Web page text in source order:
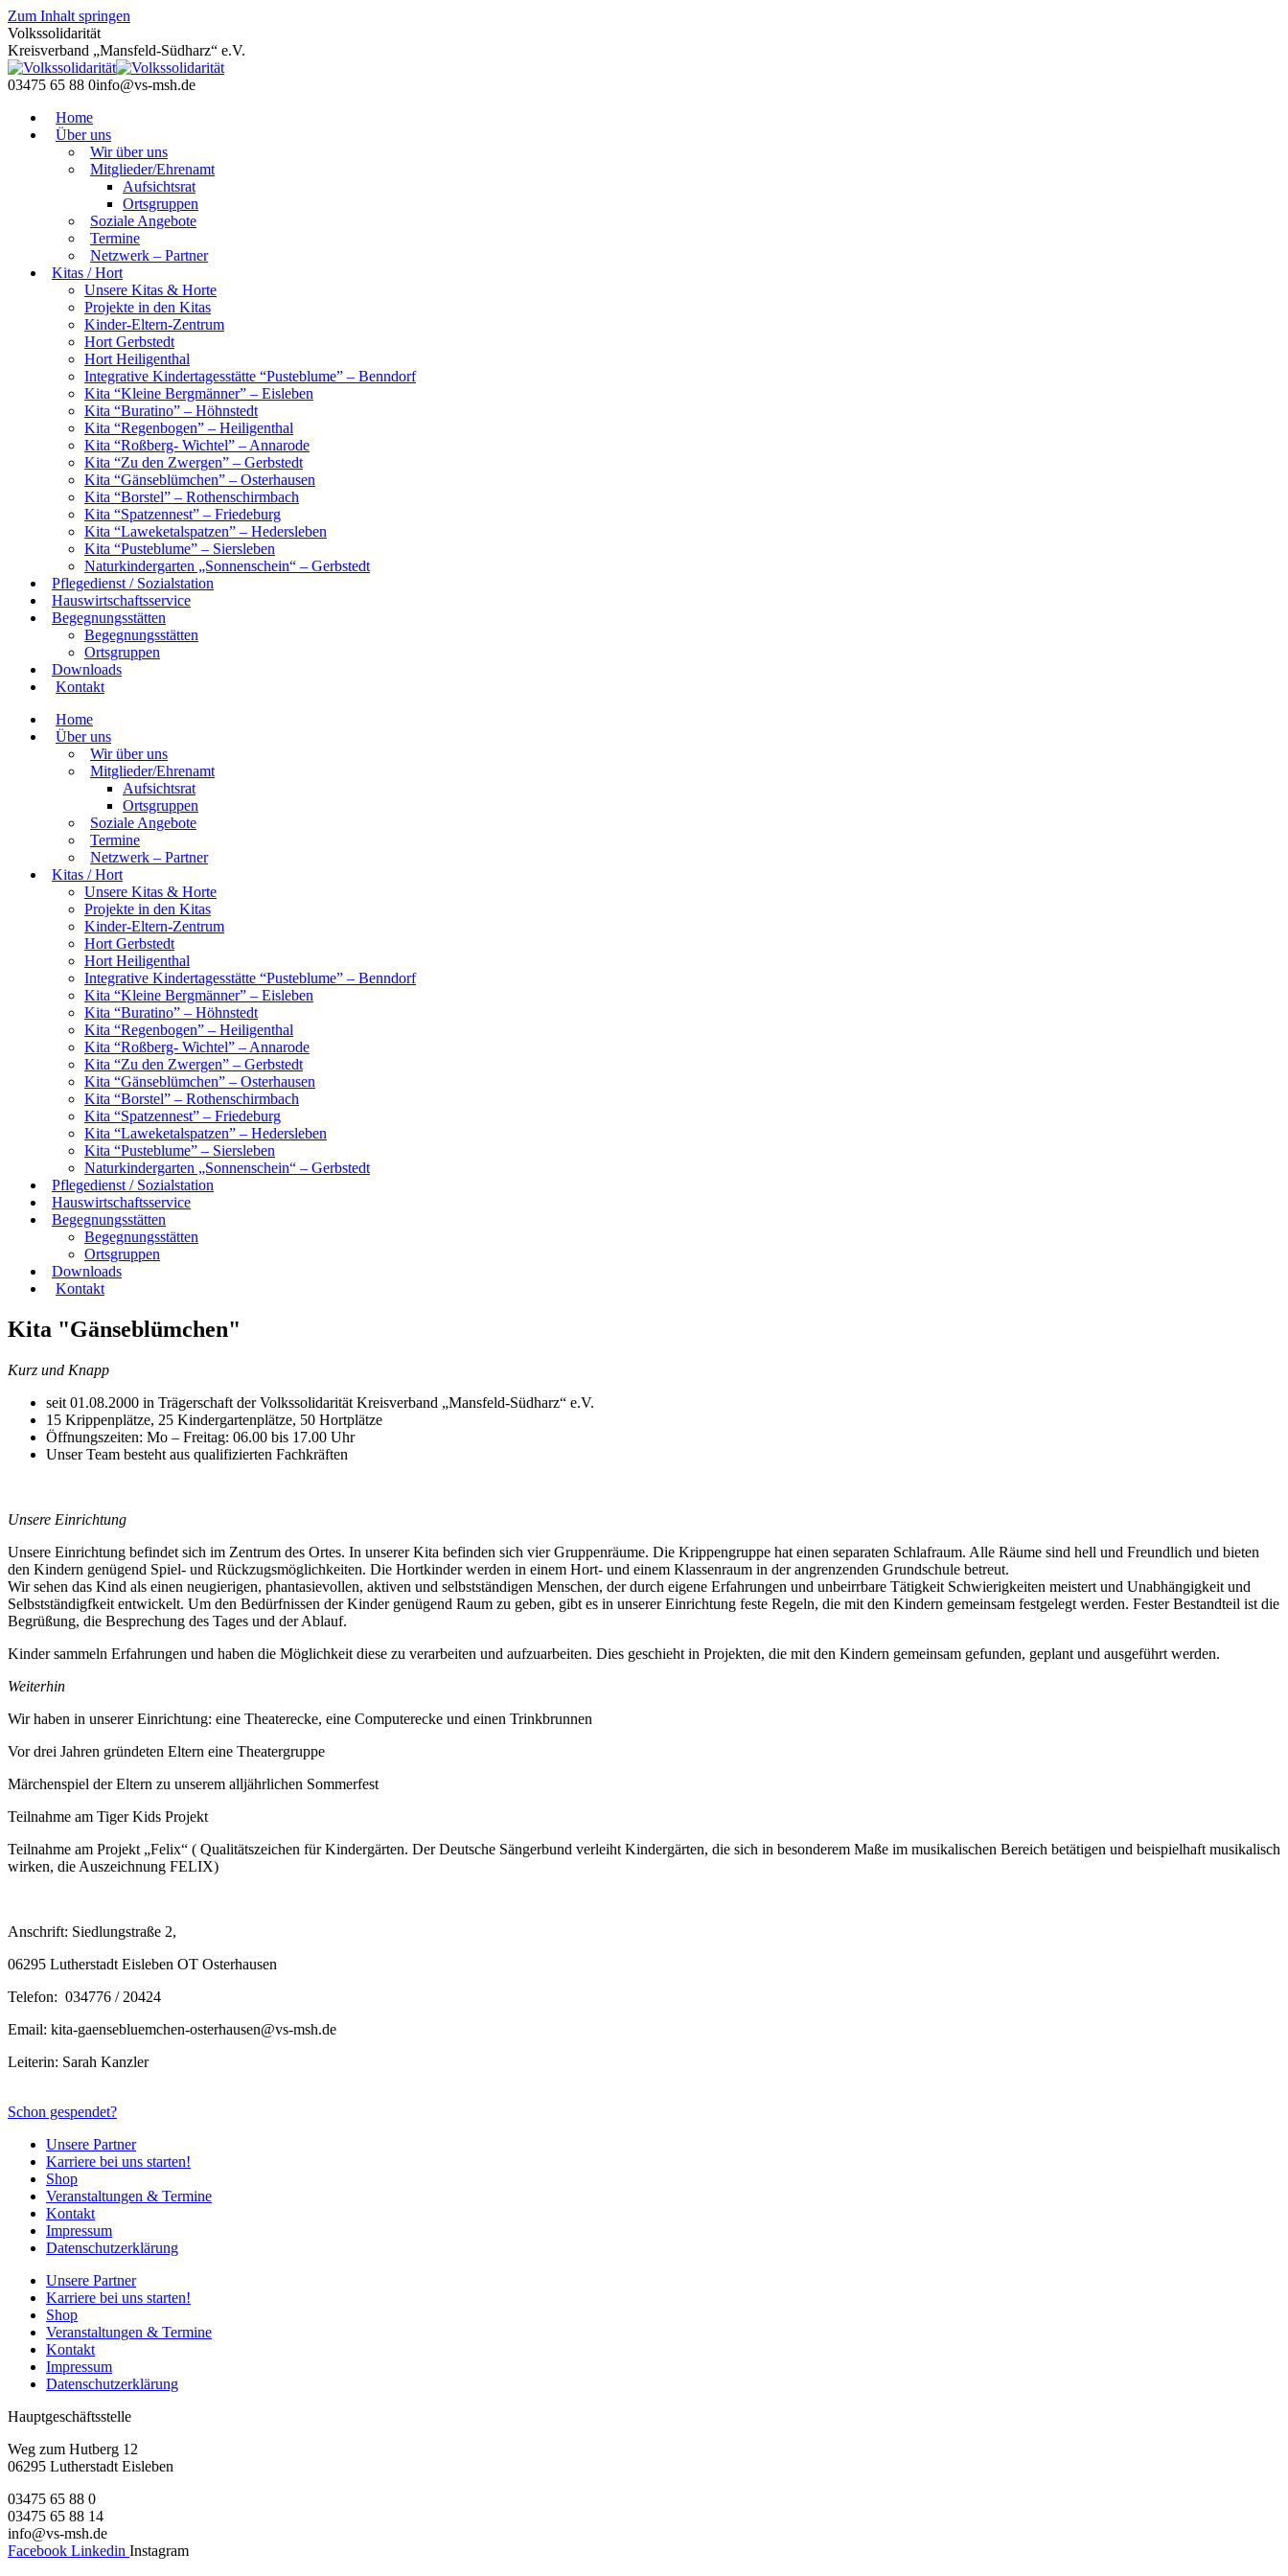
Zum Inhalt springen
Volkssolidarität
Kreisverband „Mansfeld-Südharz“ e.V.
03475 65 88 0info@vs-msh.de
Home
Über uns
Wir über uns
Mitglieder/Ehrenamt
Aufsichtsrat
Ortsgruppen
Soziale Angebote
Termine
Netzwerk – Partner​
Kitas / Hort
Unsere Kitas & Horte
Projekte in den Kitas
Kinder-Eltern-Zentrum
Hort Gerbstedt
Hort Heiligenthal
Integrative Kindertagesstätte “Pusteblume” – Benndorf
Kita “Kleine Bergmänner” – Eisleben
Kita “Buratino” – Höhnstedt
Kita “Regenbogen” – Heiligenthal
Kita “Roßberg- Wichtel” – Annarode
Kita “Zu den Zwergen” – Gerbstedt
Kita “Gänseblümchen” – Osterhausen
Kita “Borstel” – Rothenschirmbach
Kita “Spatzennest” – Friedeburg
Kita “Laweketalspatzen” – Hedersleben
Kita “Pusteblume” – Siersleben
Naturkindergarten „Sonnenschein“ – Gerbstedt
Pflegedienst / Sozialstation
Hauswirtschaftsservice
Begegnungsstätten
Begegnungsstätten
Ortsgruppen
Downloads
Kontakt
Home
Über uns
Wir über uns
Mitglieder/Ehrenamt
Aufsichtsrat
Ortsgruppen
Soziale Angebote
Termine
Netzwerk – Partner​
Kitas / Hort
Unsere Kitas & Horte
Projekte in den Kitas
Kinder-Eltern-Zentrum
Hort Gerbstedt
Hort Heiligenthal
Integrative Kindertagesstätte “Pusteblume” – Benndorf
Kita “Kleine Bergmänner” – Eisleben
Kita “Buratino” – Höhnstedt
Kita “Regenbogen” – Heiligenthal
Kita “Roßberg- Wichtel” – Annarode
Kita “Zu den Zwergen” – Gerbstedt
Kita “Gänseblümchen” – Osterhausen
Kita “Borstel” – Rothenschirmbach
Kita “Spatzennest” – Friedeburg
Kita “Laweketalspatzen” – Hedersleben
Kita “Pusteblume” – Siersleben
Naturkindergarten „Sonnenschein“ – Gerbstedt
Pflegedienst / Sozialstation
Hauswirtschaftsservice
Begegnungsstätten
Begegnungsstätten
Ortsgruppen
Downloads
Kontakt
Kita "Gänseblümchen"
Kurz und Knapp
seit 01.08.2000 in Trägerschaft der Volkssolidarität Kreisverband „Mansfeld-Südharz“ e.V.
15 Krippenplätze, 25 Kindergartenplätze, 50 Hortplätze
Öffnungszeiten: Mo – Freitag: 06.00 bis 17.00 Uhr
Unser Team besteht aus qualifizierten Fachkräften
Unsere Einrichtung
Unsere Einrichtung befindet sich im Zentrum des Ortes. In unserer Kita befinden sich vier Gruppenräume. Die Krippengruppe hat einen separaten Schlafraum. Alle Räume sind hell und Freundlich und bieten
den Kindern genügend Spiel- und Rückzugsmöglichkeiten. Die Hortkinder werden in einem Hort- und einem Klassenraum in der angrenzenden Grundschule betreut.
Wir sehen das Kind als einen neugierigen, phantasievollen, aktiven und selbstständigen Menschen, der durch eigene Erfahrungen und unbeirrbare Tätigkeit Schwierigkeiten meistert und Unabhängigkeit und
Selbstständigfkeit entwickelt. Um den Bedürfnissen der Kinder genügend Raum zu geben, gibt es in unserer Einrichtung feste Regeln, die mit den Kindern gemeinsam festgelegt werden. Fester Bestandteil ist die
Begrüßung, die Besprechung des Tages und der Ablauf.
Kinder sammeln Erfahrungen und haben die Möglichkeit diese zu verarbeiten und aufzuarbeiten. Dies geschieht in Projekten, die mit den Kindern gemeinsam gefunden, geplant und ausgeführt werden.
Weiterhin
Wir haben in unserer Einrichtung: eine Theaterecke, eine Computerecke und einen Trinkbrunnen
Vor drei Jahren gründeten Eltern eine Theatergruppe
Märchenspiel der Eltern zu unserem alljährlichen Sommerfest
Teilnahme am Tiger Kids Projekt
Teilnahme am Projekt „Felix“ ( Qualitätszeichen für Kindergärten. Der Deutsche Sängerbund verleiht Kindergärten, die sich in besonderem Maße im musikalischen Bereich betätigen und beispielhaft musikalisch
wirken, die Auszeichnung FELIX)
Anschrift: Siedlungstraße 2,
06295 Lutherstadt Eisleben OT Osterhausen
Telefon: 034776 / 20424
Email: kita-gaensebluemchen-osterhausen@vs-msh.de
Leiterin: Sarah Kanzler
Schon gespendet?
Unsere Partner
Karriere bei uns starten!
Shop
Veranstaltungen & Termine
Kontakt
Impressum
Datenschutzerklärung
Unsere Partner
Karriere bei uns starten!
Shop
Veranstaltungen & Termine
Kontakt
Impressum
Datenschutzerklärung
Hauptgeschäftsstelle
Weg zum Hutberg 12
06295 Lutherstadt Eisleben
03475 65 88 0
03475 65 88 14
info@vs-msh.de
Facebook Linkedin Instagram